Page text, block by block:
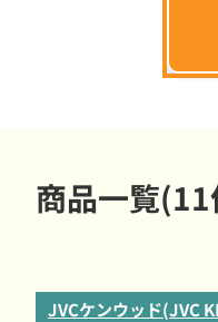
商品一覧(11
JVCケンウッド(JVC